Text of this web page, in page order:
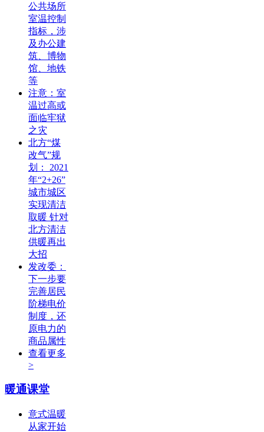
公共场所
室温控制
指标，涉
及办公建
筑、博物
馆、地铁
等
注意：室
温过高或
面临牢狱
之灾
北方“煤
改气”规
划： 2021
年“2+26”
城市城区
实现清洁
取暖 针对
北方清洁
供暖再出
大招
发改委：
下一步要
完善居民
阶梯电价
制度，还
原电力的
商品属性
查看更多
>
暖通课堂
意式温暖
从家开始